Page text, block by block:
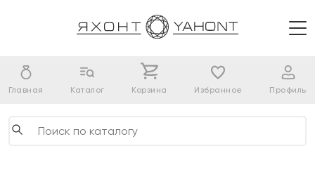
Главная Каталог Корзина Избранное Профиль